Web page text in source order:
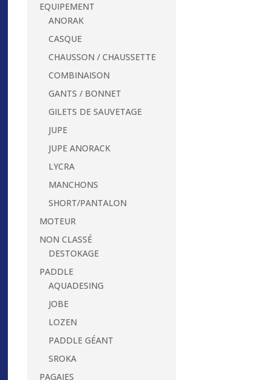
EQUIPEMENT
ANORAK
CASQUE
CHAUSSON / CHAUSSETTE
COMBINAISON
GANTS / BONNET
GILETS DE SAUVETAGE
JUPE
JUPE ANORACK
LYCRA
MANCHONS
SHORT/PANTALON
MOTEUR
NON CLASSÉ
DESTOKAGE
PADDLE
AQUADESING
JOBE
LOZEN
PADDLE GÉANT
SROKA
PAGAIES